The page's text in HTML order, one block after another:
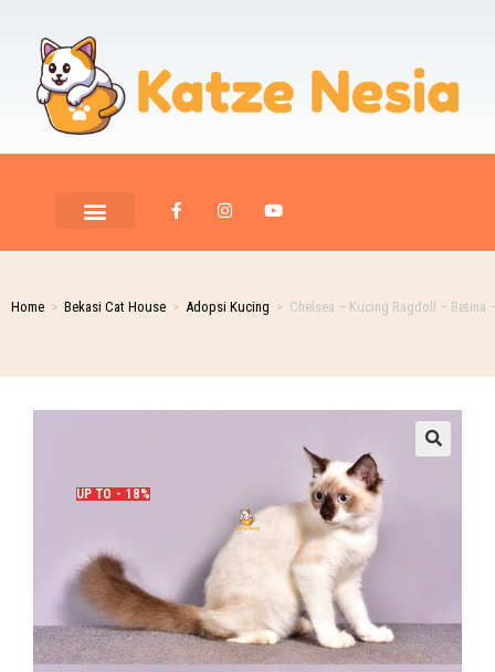
Home > Bekasi Cat House > Adopsi Kucing > Chelsea – Kucing Ragdoll – Betina
UP TO - 18%